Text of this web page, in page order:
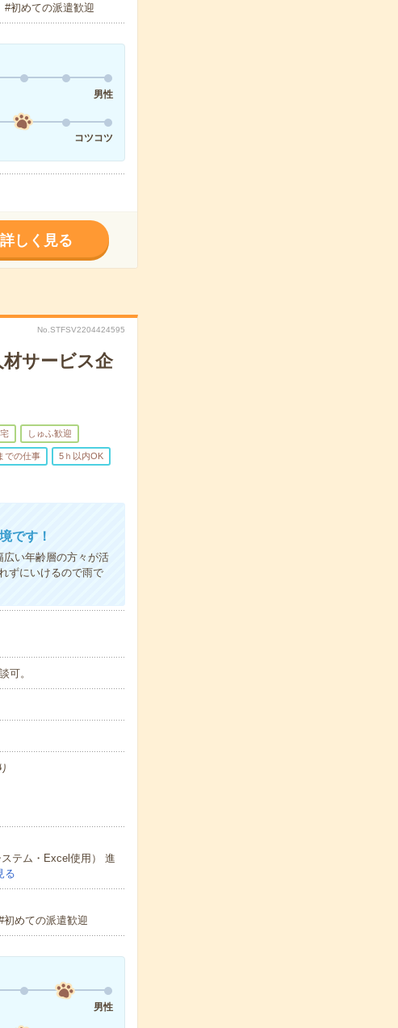
初めての派遣歓迎
男性
コツコツ
詳しく見る
No.STFSV2204424595
材サービス企
しゅふ歓迎
での仕事 5ｈ以内OK
です！
い年齢層の方々が活
ずにいけるので雨で
可。
テム・Excel使用） 進
る
めての派遣歓迎
男性